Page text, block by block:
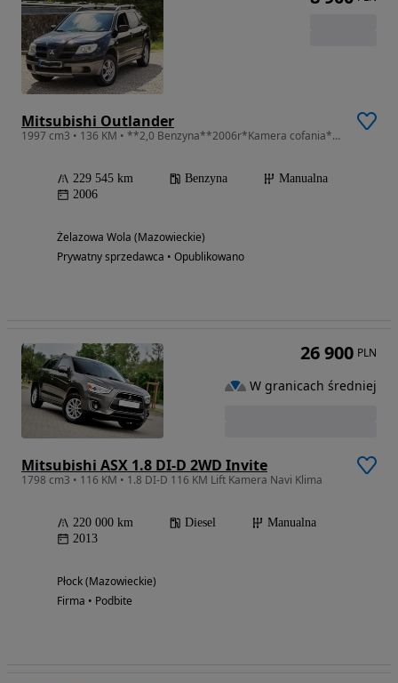
Mitsubishi Outlander
1997 cm3 • 136 KM • **2,0 Benzyna**2006r*Kamera cofania**136km**Zdrowy Outlander**
229 545 km Benzyna
Manualna
2006
Żelazowa Wola (Mazowieckie)
Prywatny sprzedawca • Opublikowano
Mitsubishi ASX 1.8 DI-D 2WD Invite
1798 cm3 • 116 KM • 1.8 DI-D 116 KM Lift Kamera Navi Klima
220 000 km Diesel
Manualna
2013
Płock (Mazowieckie)
Firma • Podbite
26 900 PLN
W granicach średniej